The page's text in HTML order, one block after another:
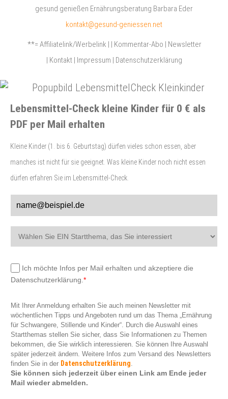
gesund genießen Ernährungsberatung Barbara Eder
kontakt@gesund-geniessen.net
**= Affiliatelink/Werbelink | | Kommentar-Abo | Newsletter
| Kontakt | Impressum | Datenschutzerklärung
Lebensmittel-Check kleine Kinder für 0 € als
PDF per Mail erhalten
Kleine Kinder (1. bis 6. Geburtstag) dürfen vieles schon essen, aber
manches ist nicht für sie geeignet. Was kleine Kinder noch nicht essen
dürfen erfahren Sie im Lebensmittel-Check.
Ich möchte Infos per Mail erhalten und akzeptiere die
Datenschutzerklärung. *
Mit Ihrer Anmeldung erhalten Sie auch meinen Newsletter mit
wöchentlichen Tipps und Angeboten rund um das Thema „Ernährung
für Schwangere, Stillende und Kinder“. Durch die Auswahl eines
Startthemas stellen Sie sicher, dass Sie Informationen zu Themen
bekommen, die Sie wirklich interessieren. Sie können Ihre Auswahl
später jederzeit ändern. Weitere Infos zum Versand des Newsletters
finden Sie in der Datenschutzerklärung
Sie können sich jederzeit über einen Link am Ende jeder
Mail wieder abmelden.